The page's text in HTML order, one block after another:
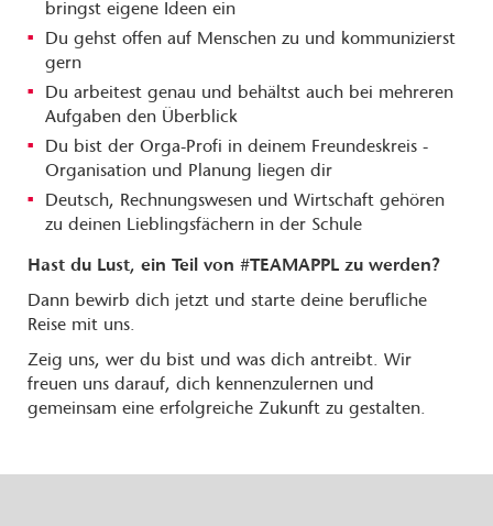
bringst eigene Ideen ein
Du gehst offen auf Menschen zu und kommunizierst
gern
Du arbeitest genau und behältst auch bei mehreren
Aufgaben den Überblick
Du bist der Orga-Profi in deinem Freundeskreis -
Organisation und Planung liegen dir
Deutsch, Rechnungswesen und Wirtschaft gehören
zu deinen Lieblingsfächern in der Schule
Hast du Lust, ein Teil von #TEAMAPPL zu werden?
Dann bewirb dich jetzt und starte deine berufliche
Reise mit uns.
Zeig uns, wer du bist und was dich antreibt. Wir
freuen uns darauf, dich kennenzulernen und
gemeinsam eine erfolgreiche Zukunft zu gestalten.